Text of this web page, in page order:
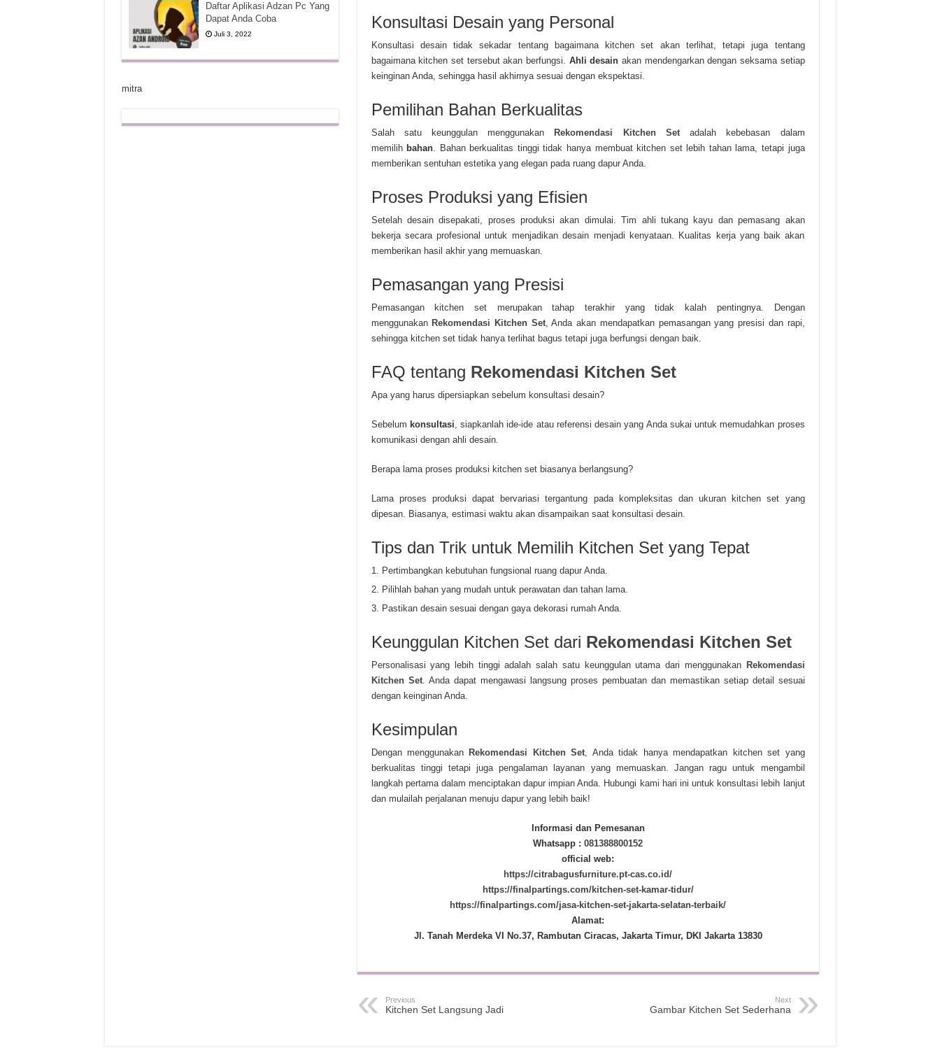
Konsultasi Desain yang Personal
Konsultasi desain tidak sekadar tentang bagaimana kitchen set akan terlihat, tetapi juga tentang
bagaimana kitchen set tersebut akan berfungsi. Ahli desain akan mendengarkan dengan seksama setiap
keinginan Anda, sehingga hasil akhirnya sesuai dengan ekspektasi.
Pemilihan Bahan Berkualitas
Salah satu keunggulan menggunakan Rekomendasi Kitchen Setadalah kebebasan dalam
memilih bahan. Bahan berkualitas tinggi tidak hanya membuat kitchen set lebih tahan lama, tetapi juga
memberikan sentuhan estetika yang elegan pada ruang dapur Anda.
Proses Produksi yang Efisien
Setelah desain disepakati, proses produksi akan dimulai. Tim ahli tukang kayu dan pemasang akan
bekerja secara profesional untuk menjadikan desain menjadi kenyataan. Kualitas kerja yang baik akan
memberikan hasil akhir yang memuaskan.
Pemasangan yang Presisi
Pemasangan kitchen set merupakan tahap terakhir yang tidak kalah pentingnya. Dengan
menggunakan Rekomendasi Kitchen Set, Anda akan mendapatkan pemasangan yang presisi dan rapi,
sehingga kitchen set tidak hanya terlihat bagus tetapi juga berfungsi dengan baik.
FAQ tentang Rekomendasi Kitchen Set
Apa yang harus dipersiapkan sebelum konsultasi desain?
Sebelum konsultasi, siapkanlah ide-ide atau referensi desain yang Anda sukai untuk memudahkan proses
komunikasi dengan ahli desain.
Berapa lama proses produksi kitchen set biasanya berlangsung?
Lama proses produksi dapat bervariasi tergantung pada kompleksitas dan ukuran kitchen set yang
dipesan. Biasanya, estimasi waktu akan disampaikan saat konsultasi desain.
Tips dan Trik untuk Memilih Kitchen Set yang Tepat
Pertimbangkan kebutuhan fungsional ruang dapur Anda.
Pilihlah bahan yang mudah untuk perawatan dan tahan lama.
Pastikan desain sesuai dengan gaya dekorasi rumah Anda.
Keunggulan Kitchen Set dari Rekomendasi Kitchen Set
Personalisasi yang lebih tinggi adalah salah satu keunggulan utama dari menggunakan Rekomendasi
Kitchen Set. Anda dapat mengawasi langsung proses pembuatan dan memastikan setiap detail sesuai
dengan keinginan Anda.
Kesimpulan
Dengan menggunakan Rekomendasi Kitchen Set, Anda tidak hanya mendapatkan kitchen set yang
berkualitas tinggi tetapi juga pengalaman layanan yang memuaskan. Jangan ragu untuk mengambil
langkah pertama dalam menciptakan dapur impian Anda. Hubungi kami hari ini untuk konsultasi lebih lanjut
dan mulailah perjalanan menuju dapur yang lebih baik!
Informasi dan Pemesanan
Whatsapp : 081388800152
official web:
https://citrabagusfurniture.pt-cas.co.id/
https://finalpartings.com/kitchen-set-kamar-tidur/
https://finalpartings.com/jasa-kitchen-set-jakarta-selatan-terbaik/
Alamat:
Jl. Tanah Merdeka VI No.37, Rambutan Ciracas, Jakarta Timur, DKI Jakarta 13830
Previous
Kitchen Set Langsung Jadi
Next
Gambar Kitchen Set Sederhana
Daftar Aplikasi Adzan Pc Yang
Dapat Anda Coba
Juli 3, 2022
mitra